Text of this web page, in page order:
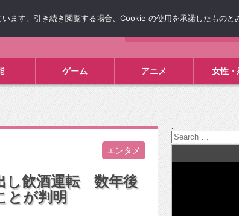
ゲーム アニメ 女性・
エンタメ
し飲酒運転 数年後
とが判明
:
ます。引き続き閲覧する場合、Cookie の使用を承諾したものと